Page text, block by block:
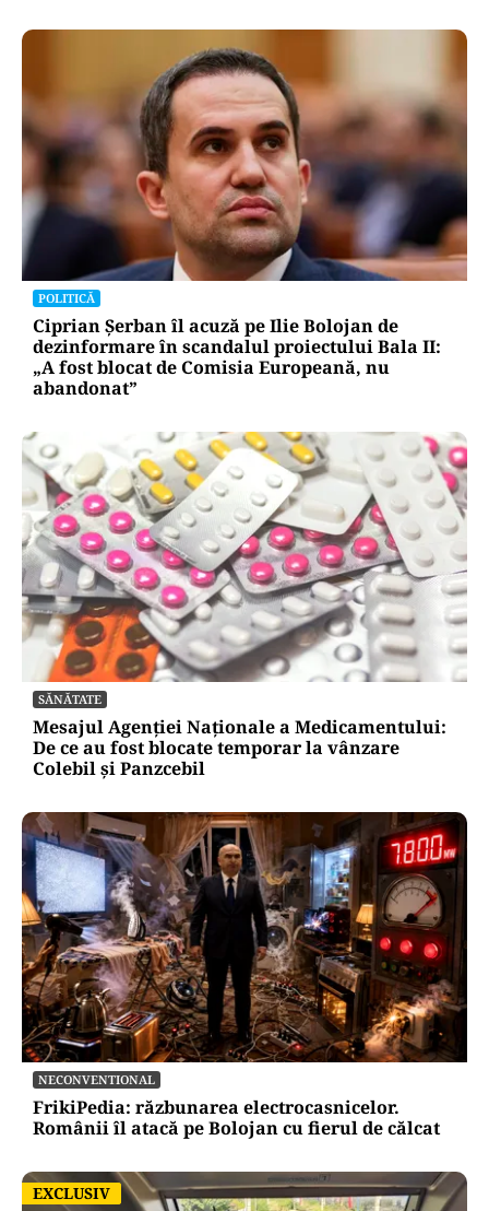
POLITICĂ
Ciprian Șerban îl acuză pe Ilie Bolojan de
dezinformare în scandalul proiectului Bala II:
„A fost blocat de Comisia Europeană, nu
abandonat”
SĂNĂTATE
Mesajul Agenției Naționale a Medicamentului:
De ce au fost blocate temporar la vânzare
Colebil și Panzcebil
NECONVENTIONAL
FrikiPedia: răzbunarea electrocasnicelor.
Românii îl atacă pe Bolojan cu fierul de călcat
EXCLUSIV
EXCLUSIV